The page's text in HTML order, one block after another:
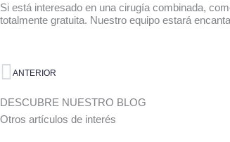
Si está interesado en una cirugía combinada,
totalmente gratuita. Nuestro equipo estará
Ant
ANTERIOR
DESCUBRE NUESTRO BLOG
Otros artículos de interés